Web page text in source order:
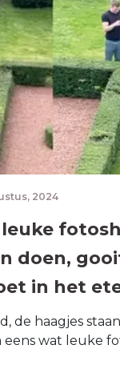
2024
leuke
doen,
in het
de haagjes
wat leuke